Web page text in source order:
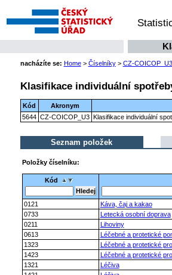
nacházíte se: Home> Číselníky> CZ-COICOP_U3
Klasifikace individuální
Kód Akronym
5644 CZ-COICOP_U3 Klasifikace individuální
Seznam položek
Položky číselníku:
Kód
0121
Káva, čaj a kakao
0733
Letecká osobní doprava
0211
Lihoviny
0613
Léčebné a protetické
1323
Léčebné a protetické
1423
Léčebné a protetické
1321
Léčiva